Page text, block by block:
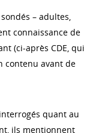
– adultes,
connaissance de
(ci-après CDE, qui
contenu avant de
quant au
ils mentionnent